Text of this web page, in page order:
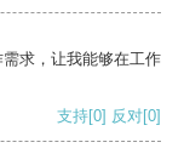
求，让我能够在工作
支持[0] 反对[0]